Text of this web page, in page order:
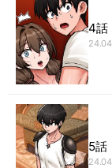
4話
5話